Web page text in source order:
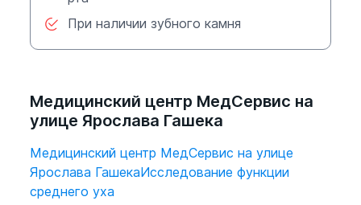
в том случае, если у него
повышенная чувствительность
Длительность процедуры носит
индивидуальный характер и может
проходить 20-60 минут.
При наличии зубного камня
Медицинский центр МедСервис на
улице Ярослава Гашека
Медицинский центр МедСервис на улице
Ярослава ГашекаИсследование функции
среднего уха